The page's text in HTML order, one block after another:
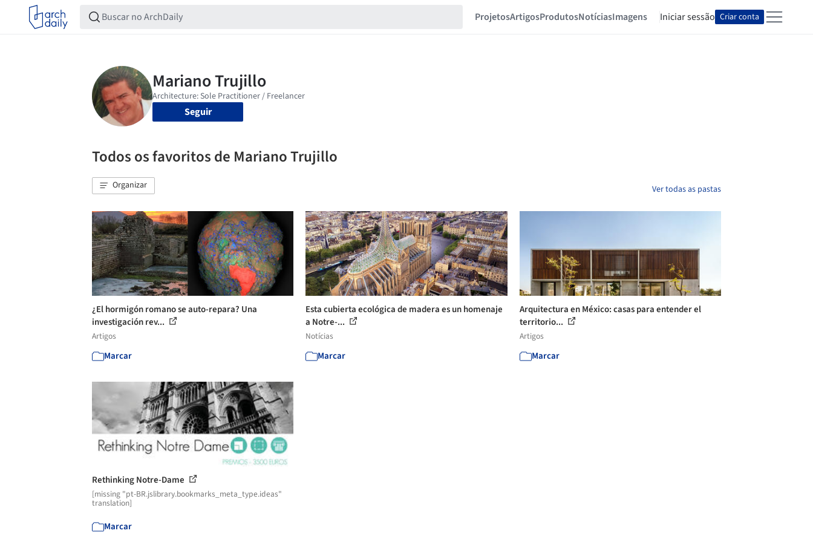
ProjetosArtigosProdutosNotíciasImagens Iniciar sessão Criar conta
Seguir
Todos os favoritos de Mariano Trujillo
Organizar Ver todas as pastas
¿El hormigón romano se auto-repara? Una
investigación rev...
Artigos
Marcar
Esta cubierta ecológica de madera es un homenaje
a Notre-...
Notícias
Marcar
Arquitectura en México: casas para entender el
territorio...
Artigos
Marcar
Rethinking Notre-Dame
[missing "pt-BR.jslibrary.bookmarks_meta_type.ideas"
translation]
Marcar